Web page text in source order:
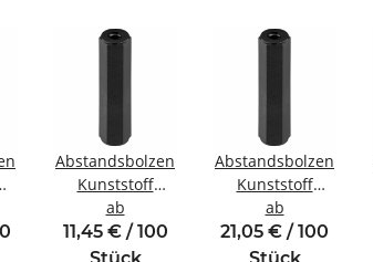
Abstandsbolzen
Kunststoff
Innen/Innengewinde
M3 SW6
ab
11,45 € / 100
Abstandsbolzen
Kunststoff
Innen/Innengewinde
M6 SW10
ab
21,05 € / 100